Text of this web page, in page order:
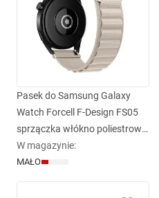
Pasek do Samsung Galaxy
Watch Forcell F-Design FS05
sprzączka włókno poliestrowe
22 mm gwiezdny
W magazynie:
MAŁO